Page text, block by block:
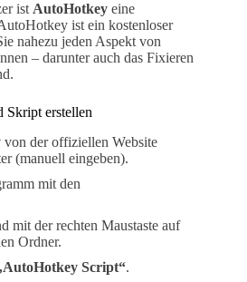
ist AutoHotkey eine
ist ein kostenloser
nahezu jeden Aspekt von
– darunter auch das Fixieren
Skript erstellen
von der offiziellen Website
(manuell eingeben).
mit den
mit der rechten Maustaste auf
Ordner.
Script“.